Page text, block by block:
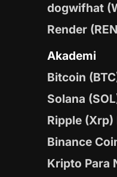
dogwifhat
Render
Akademi
Bitcoin
Solana
Ripple (Xrp)
Binance
Kripto Para